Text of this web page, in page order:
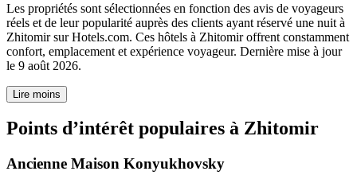
Les propriétés sont sélectionnées en fonction des avis de voyageurs
réels et de leur popularité auprès des clients ayant réservé une nuit à
Zhitomir sur Hotels.com. Ces hôtels à Zhitomir offrent constamment
confort, emplacement et expérience voyageur. Dernière mise à jour
le 9 août 2026.
Lire moins
Points d’intérêt populaires à Zhitomir
Ancienne Maison Konyukhovsky